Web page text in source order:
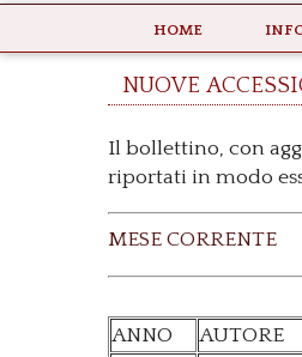
Home
nuove
Il bollettino, con
riportati in modo
MESE CORRENTE
ANNO
AUTORE